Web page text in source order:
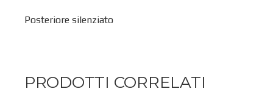
Posteriore silenziato
PRODOTTI CORRELATI